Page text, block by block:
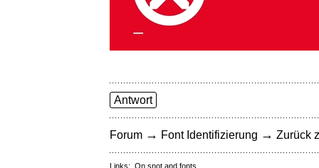
Antwort
Forum → Font Identifizierung → Zurück
Links: On snot and fonts